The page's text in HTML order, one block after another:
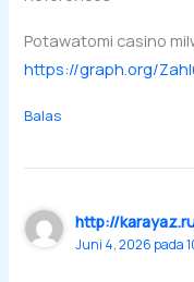
Potawatomi casino
https://graph.org/
Balas
http://
Juni 4, 2026 pada